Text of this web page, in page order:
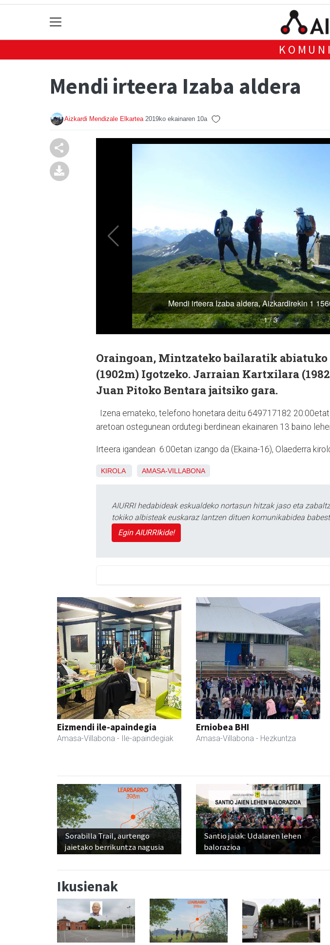
Mendi irteera Izaba aldera
Aizkardi Mendizale Elkartea 2019ko ekainaren 10a
Oraingoan, Mintzateko bailaratik
(1902m) Igotzeko. Jarraian Kartxilara
Juan Pitoko Bentara jaitsiko gara.
Izena emateko, telefono honetara deitu 649717182
aretoan ostegunean ordutegi berdinean ekainaren 13 baino
Irteera igandean 6:00etan izango da (Ekaina-16), Olaederra
KIROLA AMASA-VILLABONA
AIURRI hedabideak eskualdeko nortasun hitzak jaso eta
tokiko albisteak euskaraz lantzen dituen komunikabidea
Egin AIURRIkide!
Eizmendi ile-apaindegia
Amasa-Villabona - Ile-apaindegiak
Erniobea BHI
Amasa-Villabona - Hezkuntza
Sorabilla Trail, aurtengo
jaietako berrikuntza nagusia
Santio jaiak: Udalaren lehen
balorazioa
Ikusienak